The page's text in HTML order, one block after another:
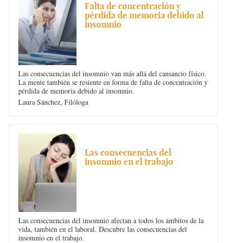
Falta de concentración y
pérdida de memoria debido al
insomnio
Las consecuencias del insomnio van más allá del cansancio físico.
La mente también se resiente en forma de falta de concentración y
pérdida de memoria debido al insomnio.
Laura Sánchez,Filóloga
Las consecuencias del
insomnio en el trabajo
Las consecuencias del insomnio afectan a todos los ámbitos de la
vida, también en el laboral. Descubre las consecuencias del
insomnio en el trabajo.